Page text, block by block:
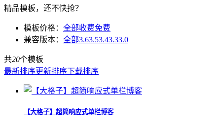
精品模板，还不快抢？
模板价格： 全部收费免费
兼容版本： 全部3.63.53.43.33.0
共20个模板
最新排序更新排序下载排序
【大格子】超简响应式单栏博客